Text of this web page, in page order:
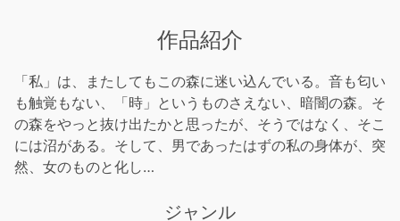
作品紹介
「私」は、またしてもこの森に迷い込んでいる。音も匂い
も触覚もない、「時」というものさえない、暗闇の森。そ
の森をやっと抜け出たかと思ったが、そうではなく、そこ
には沼がある。そして、男であったはずの私の身体が、突
然、女のものと化し…
ジャンル